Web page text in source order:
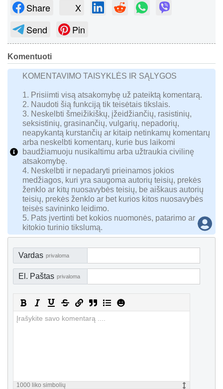
Share
X
Send
Pin
Komentuoti
KOMENTAVIMO TAISYKLĖS IR SĄLYGOS
1. Prisiimti visą atsakomybę už pateiktą komentarą.
2. Naudoti šią funkciją tik teisėtais tikslais.
3. Neskelbti šmeižikiškų, įžeidžiančių, rasistinių,
seksistinių, grasinančių, vulgarių, nepadorių,
neapykantą kurstančių ar kitaip netinkamų komentarų
arba neskelbti komentarų, kurie bus laikomi
baudžiamuoju nusikaltimu arba užtraukia civilinę
atsakomybę.
4. Neskelbti ir nepadaryti prieinamos jokios
medžiagos, kuri yra saugoma autorių teisių, prekės
ženklo ar kitų nuosavybės teisių, be aiškaus autorių
teisių, prekės ženklo ar bet kurios kitos nuosavybės
teisės savininko leidimo.
5. Pats įvertinti bet kokios nuomonės, patarimo ar
kitokio turinio tikslumą.
Vardas privaloma
El. Paštas privaloma
1000 liko simbolių